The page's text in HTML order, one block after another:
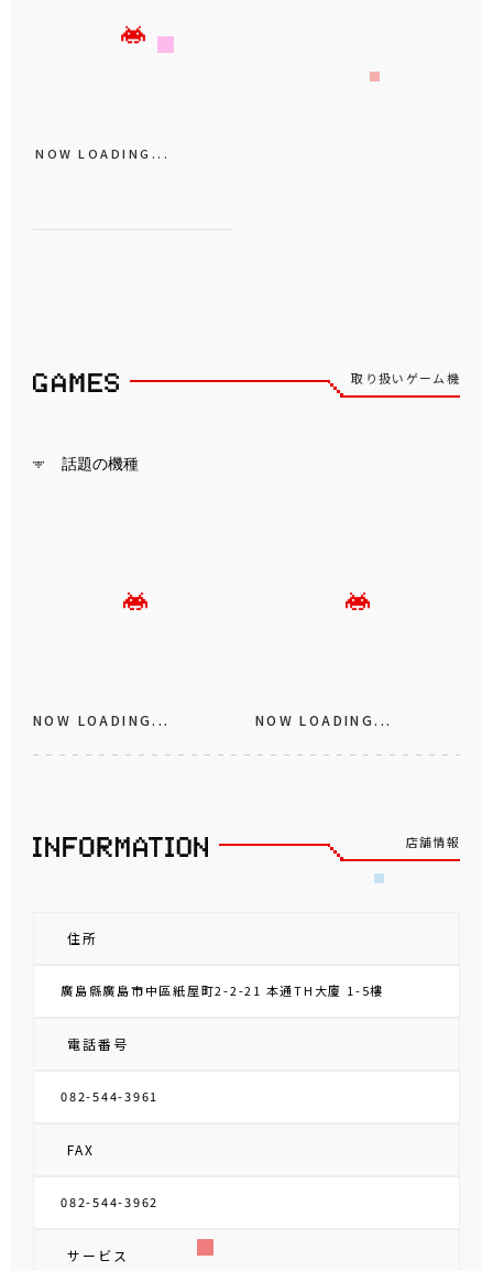
NOW LOADING...
取り扱いゲーム機
話題の機種
NOW LOADING... NOW LOADING...
店舗情報
住所
廣島縣廣島市中區紙屋町2-2-21 本通TH大廈 1-5樓
電話番号
082-544-3961
FAX
082-544-3962
サービス